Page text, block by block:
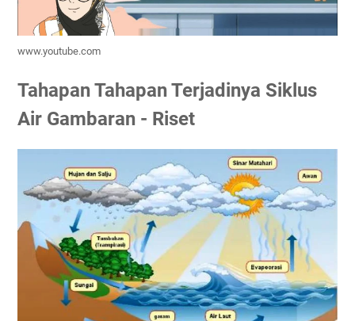
www.youtube.com
Tahapan Tahapan Terjadinya Siklus
Air Gambaran - Riset